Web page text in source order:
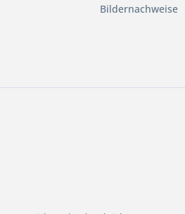
Bildernachweise